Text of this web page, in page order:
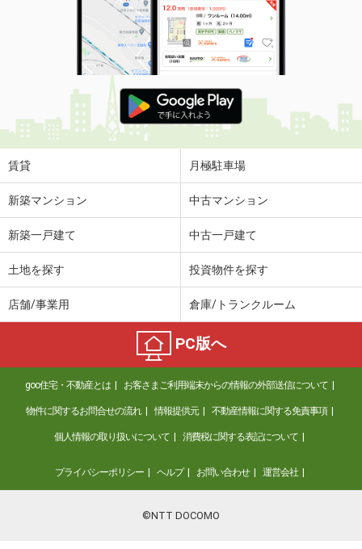
賃貸 月極駐車場
新築マンション 中古マンション
新築一戸建て 中古一戸建て
土地を探す 投資物件を探す
店舗/事業用 倉庫/トランクルーム
PC版へ
goo住宅・不動産とは お客さまご利用端末からの情報の外部送信について
物件に関するお問合せの流れ 情報提供元 不動産情報に関する免責事項
個人情報の取り扱いについて 消費税に関する表記について
プライバシーポリシー ヘルプ お問い合わせ 運営会社
©NTT DOCOMO